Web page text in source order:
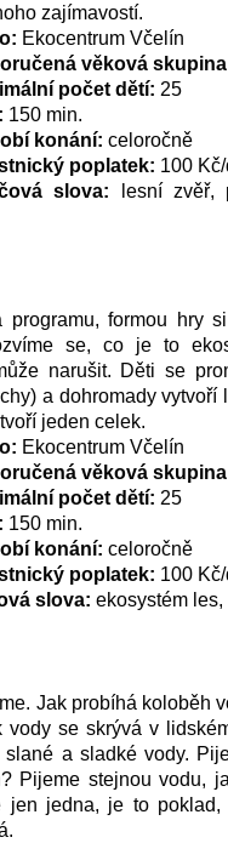
zajímavostí.
Ekocentrum Včelín
věková
počet dětí: 25
150 min.
konání: celoročně
poplatek: 100
slova: lesní zvěř,
formou hry
se, co je to
narušit. Děti se
a dohromady vytvoří
jeden celek.
Ekocentrum Včelín
věková
počet dětí: 25
150 min.
konání: celoročně
poplatek: 100
slova: ekosystém
Jak probíhá koloběh
vody se skrývá v
a sladké vody.
Pijeme stejnou vodu,
jen jedna, je to poklad,